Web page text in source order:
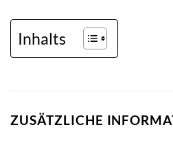
Inhalts
ZUSÄTZLICHE